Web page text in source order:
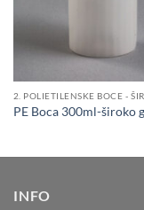
PE Boca 300ml-široko
INFO